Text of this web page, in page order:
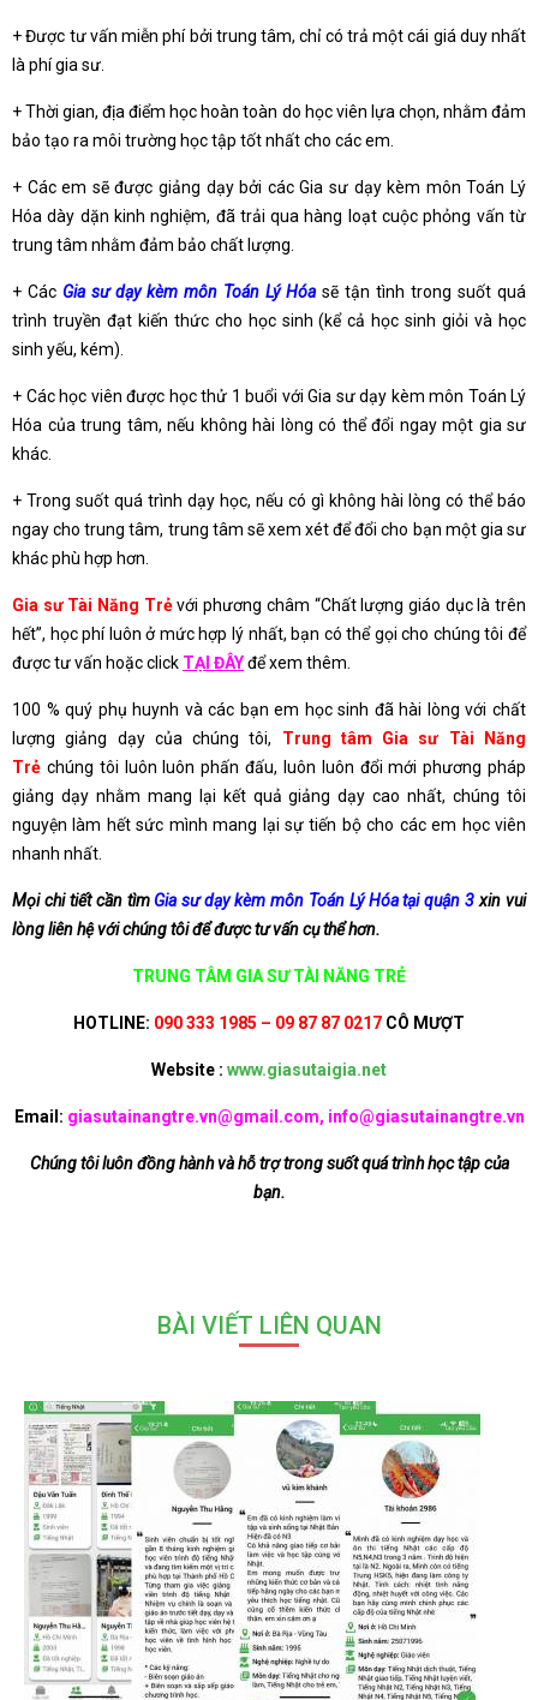
+ Được tư vấn miễn phí bởi trung tâm, chỉ có trả một cái giá duy nhất
là phí gia sư.
+ Thời gian, địa điểm học hoàn toàn do học viên lựa chọn, nhằm đảm
bảo tạo ra môi trường học tập tốt nhất cho các em.
+ Các em sẽ được giảng dạy bởi các Gia sư dạy kèm môn Toán Lý
Hóa dày dặn kinh nghiệm, đã trải qua hàng loạt cuộc phỏng vấn từ
trung tâm nhằm đảm bảo chất lượng.
+ Các Gia sư dạy kèm môn Toán Lý Hóa sẽ tận tình trong suốt quá
trình truyền đạt kiến thức cho học sinh (kể cả học sinh giỏi và học
sinh yếu, kém).
+ Các học viên được học thử 1 buổi với Gia sư dạy kèm môn Toán Lý
Hóa của trung tâm, nếu không hài lòng có thể đổi ngay một gia sư
khác.
+ Trong suốt quá trình dạy học, nếu có gì không hài lòng có thể báo
ngay cho trung tâm, trung tâm sẽ xem xét để đổi cho bạn một gia sư
khác phù hợp hơn.
Gia sư Tài Năng Trẻvới phương châm “Chất lượng giáo dục là trên
hết”, học phí luôn ở mức hợp lý nhất, bạn có thể gọi cho chúng tôi để
được tư vấn hoặc click TẠI ĐÂYđể xem thêm.
100 % quý phụ huynh và các bạn em học sinh đã hài lòng với chất
lượng giảng dạy của chúng tôi, Trung tâm Gia sư Tài Năng
Trẻ chúng tôi luôn luôn phấn đấu, luôn luôn đổi mới phương pháp
giảng dạy nhằm mang lại kết quả giảng dạy cao nhất, chúng tôi
nguyện làm hết sức mình mang lại sự tiến bộ cho các em học viên
nhanh nhất.
Mọi chi tiết cần tìm Gia sư dạy kèm môn Toán Lý Hóa tại quận 3 xin vui
lòng liên hệ với chúng tôi để được tư vấn cụ thể hơn.
TRUNG TÂM GIA SƯ TÀI NĂNG TRẺ
HOTLINE: 090 333 1985 – 09 87 87 0217 CÔ MƯỢT
Website : www.giasutaigia.net
Email: giasutainangtre.vn@gmail.com, info@giasutainangtre.vn
Chúng tôi luôn đồng hành và hỗ trợ trong suốt quá trình học tập của
bạn.
BÀI VIẾT LIÊN QUAN